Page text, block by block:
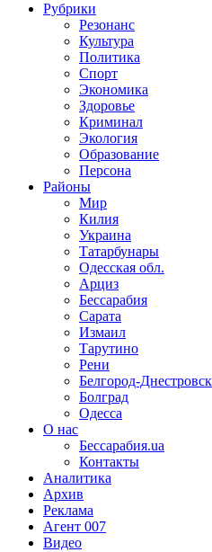
Рубрики
Резонанс
Культура
Политика
Спорт
Экономика
Здоровье
Криминал
Экология
Образование
Персона
Районы
Мир
Килия
Украина
Татарбунары
Одесская обл.
Арциз
Бессарабия
Сарата
Измаил
Тарутино
Рени
Белгород-
Болград
Одесса
О нас
Бессарабия.ua
Контакты
Аналитика
Архив
Реклама
Агент 007
Видео